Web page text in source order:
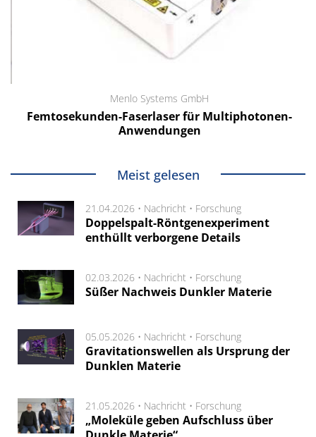
Menlo Systems GmbH
Femtosekunden-Faserlaser für Multiphotonen-
Anwendungen
Meist gelesen
21.04.2026 • Nachricht • Forschung
Doppelspalt-Röntgenexperiment
enthüllt verborgene Details
02.03.2026 • Nachricht • Forschung
Süßer Nachweis Dunkler Materie
05.05.2026 • Nachricht • Forschung
Gravitationswellen als Ursprung der
Dunklen Materie
21.05.2026 • Nachricht • Forschung
„Moleküle geben Aufschluss über